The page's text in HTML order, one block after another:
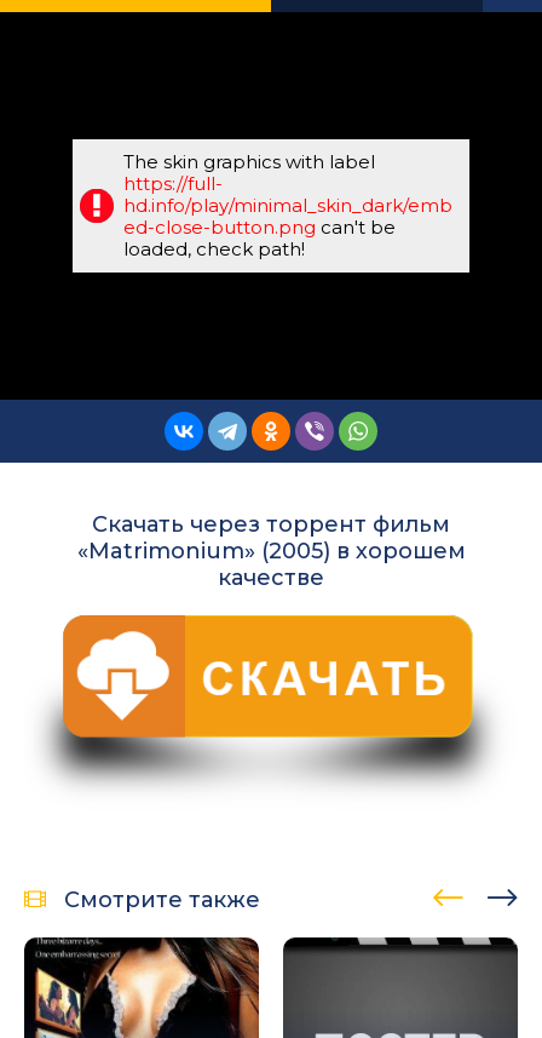
The skin graphics with label
https://full-
hd.info/play/minimal_skin_dark/emb
ed-close-button.png can't be
loaded, check path!
Скачать через торрент фильм
«Matrimonium» (2005) в хорошем
качестве
Смотрите также